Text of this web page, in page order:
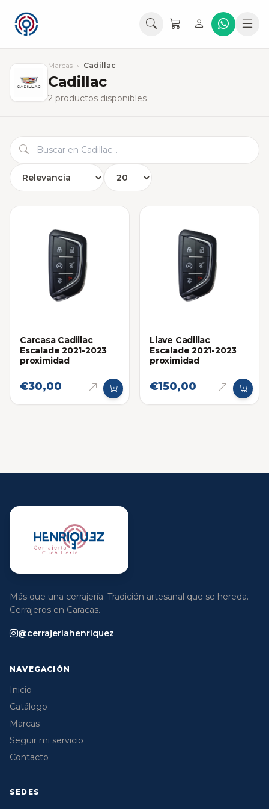
Marcas › Cadillac
Cadillac
2 productos disponibles
Carcasa Cadillac
Escalade 2021-2023
proximidad
€30,00
Llave Cadillac
Escalade 2021-2023
proximidad
€150,00
Más que una cerrajería. Tradición artesanal que se hereda.
Cerrajeros en Caracas.
@cerrajeriahenriquez
NAVEGACIÓN
Inicio
Catálogo
Marcas
Seguir mi servicio
Contacto
SEDES